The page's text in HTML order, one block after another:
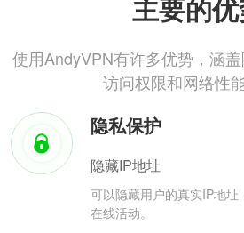
主要的
使用AndyVPN有许多优势，涵盖
访问权限和网络性
隐私保护
隐藏IP地址
可以隐藏用户的真实IP地
在线活动。